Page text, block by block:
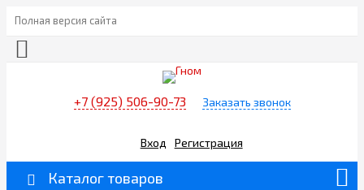
Полная версия сайта
+7 (925) 506-90-73 Заказать звонок
Вход Регистрация
Каталог товаров